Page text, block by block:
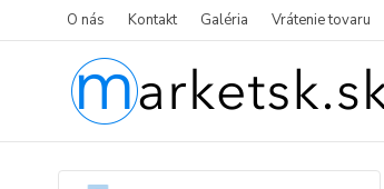
O nás Kontakt Galéria Vrátenie tovaru